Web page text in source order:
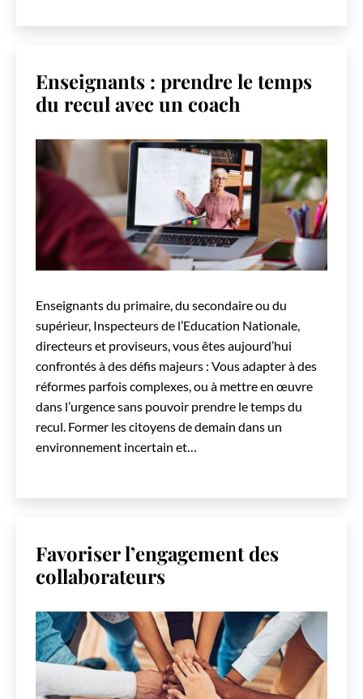
Enseignants : prendre le temps
du recul avec un coach
Enseignants du primaire, du secondaire ou du
supérieur, Inspecteurs de l’Education Nationale,
directeurs et proviseurs, vous êtes aujourd’hui
confrontés à des défis majeurs : Vous adapter à des
réformes parfois complexes, ou à mettre en œuvre
dans l’urgence sans pouvoir prendre le temps du
recul. Former les citoyens de demain dans un
environnement incertain et…
Favoriser l’engagement des
collaborateurs